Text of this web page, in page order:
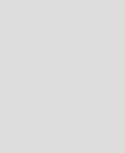
op de
dochter.
Ben zeer blij